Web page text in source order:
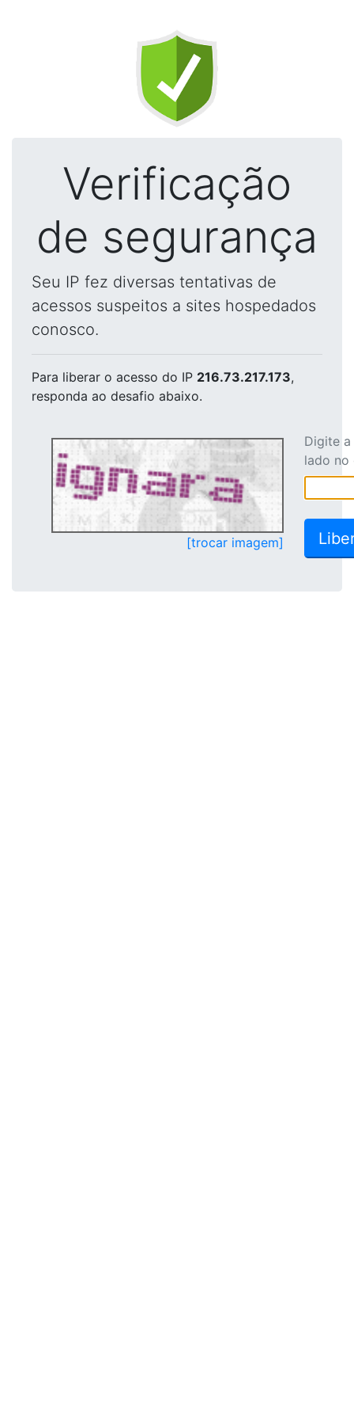
Verificação
de segurança
Seu IP fez diversas tentativas de
acessos suspeitos a sites hospedados
conosco.
Para liberar o acesso do IP 216.73.217.173,
responda ao desafio abaixo.
[trocar imagem]
Digite
lado no